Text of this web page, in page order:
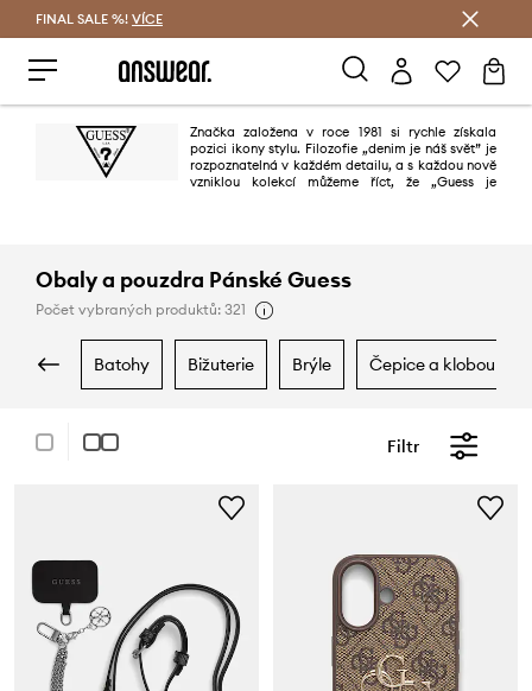
FINAL SALE %! VÍCE
Značka založena v roce 1981 si rychle získala
pozici ikony stylu. Filozofie „denim je náš svět” je
rozpoznatelná v každém detailu, a s každou nově
vzniklou kolekcí můžeme říct, že „Guess je
Obaly a pouzdra Pánské Guess
Počet vybraných produktů: 321
batohy bižuterie brýle čepice a klobouky
Filtr